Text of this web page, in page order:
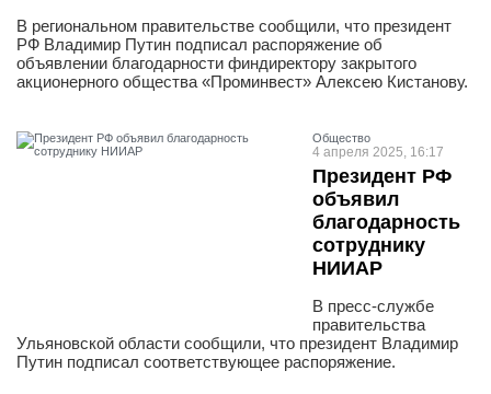
В региональном правительстве сообщили, что президент
РФ Владимир Путин подписал распоряжение об
объявлении благодарности финдиректору закрытого
акционерного общества «Проминвест» Алексею Кистанову.
Общество
4 апреля 2025, 16:17
Президент РФ
объявил
благодарность
сотруднику
НИИАР
В пресс-службе
правительства
Ульяновской области сообщили, что президент Владимир
Путин подписал соответствующее распоряжение.